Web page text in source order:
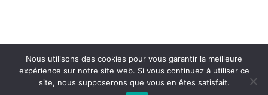
Back to Top
Nous utilisons des cookies pour vous garantir la meilleure
expérience sur notre site web. Si vous continuez à utiliser ce
site, nous supposerons que vous en êtes satisfait.